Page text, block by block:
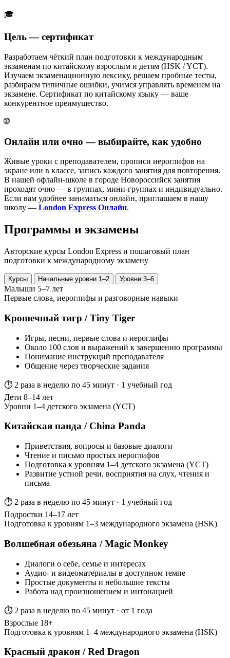
🎓
Цель — сертификат
Разработаем чёткий план подготовки к международным
экзаменам по китайскому взрослым и детям (HSK / YCT).
Изучаем экзаменационную лексику, решаем пробные тесты,
разбираем типичные ошибки, учимся управлять временем на
экзамене. Сертификат по китайскому языку — ваше
конкурентное преимущество.
🌐
Онлайн или очно — выбирайте, как удобно
Живые уроки с преподавателем, прописи иероглифов на
экране или в классе, запись каждого занятия для повторения.
В нашей офлайн-школе в городе Новороссийск занятия
проходят очно — в группах, мини-группах и индивидуально.
Если вам удобнее заниматься онлайн, приглашаем в нашу
школу — London Express Онлайн.
Программы и экзамены
Авторские курсы London Express и пошаговый план
подготовки к международному экзамену
Курсы Начальные уровни 1–2 Уровни 3–6
Малыши 5–7 лет
Первые слова, иероглифы и разговорные навыки
Крошечный тигр / Tiny Tiger
Игры, песни, первые слова и иероглифы
Около 100 слов и выражений к завершению программы
Понимание инструкций преподавателя
Общение через творческие задания
⏱ 2 раза в неделю по 45 минут · 1 учебный год
Дети 8–14 лет
Уровни 1–4 детского экзамена (YCT)
Китайская панда / China Panda
Приветствия, вопросы и базовые диалоги
Чтение и письмо простых иероглифов
Подготовка к уровням 1–4 детского экзамена (YCT)
Развитие устной речи, восприятия на слух, чтения и
письма
⏱ 2 раза в неделю по 45 минут · 1 учебный год
Подростки 14–17 лет
Подготовка к уровням 1–3 международного экзамена (HSK)
Волшебная обезьяна / Magic Monkey
Диалоги о себе, семье и интересах
Аудио- и видеоматериалы в доступном темпе
Простые документы и небольшие тексты
Работа над произношением и интонацией
⏱ 2 раза в неделю по 45 минут · от 1 года
Взрослые 18+
Подготовка к уровням 1–4 международного экзамена (HSK)
Красный дракон / Red Dragon